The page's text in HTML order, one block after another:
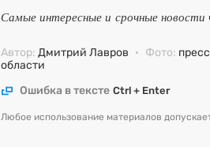
Самые интересные и срочные
Автор: Дмитрий Лавров · Фото:
области
Ошибка в тексте Ctrl + Enter
Любое использование материалов